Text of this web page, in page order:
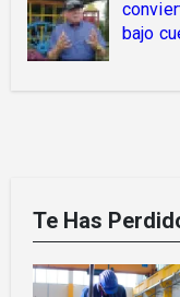
bajo
Te Has